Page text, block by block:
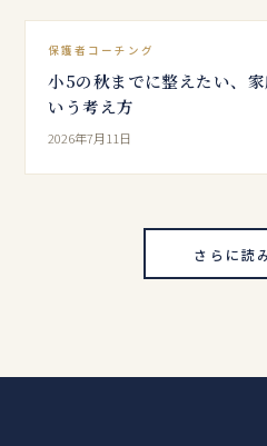
保護者コーチング
小5の秋までに整えたい、
いう考え方
2026年7月11日
さらに読